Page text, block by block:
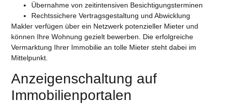
Übernahme von zeitintensiven Besichtigungsterminen
Rechtssichere Vertragsgestaltung und Abwicklung
Makler verfügen über ein Netzwerk potenzieller Mieter und
können Ihre Wohnung gezielt bewerben. Die erfolgreiche
Vermarktung Ihrer Immobilie an tolle Mieter steht dabei im
Mittelpunkt.
Anzeigenschaltung auf
Immobilienportalen